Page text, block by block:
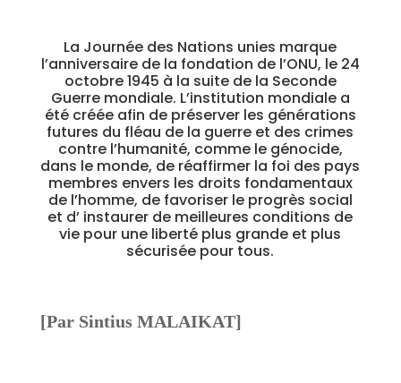
La Journée des Nations unies marque
l’anniversaire de la fondation de l’ONU, le 24
octobre 1945 à la suite de la Seconde
Guerre mondiale. L’institution mondiale a
été créée afin de préserver les générations
futures du fléau de la guerre et des crimes
contre l’humanité, comme le génocide,
dans le monde, de réaffirmer la foi des pays
membres envers les droits fondamentaux
de l’homme, de favoriser le progrès social
et d’ instaurer de meilleures conditions de
vie pour une liberté plus grande et plus
sécurisée pour tous.
[Par Sintius MALAIKAT]